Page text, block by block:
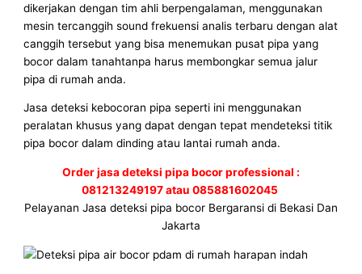
dikerjakan dengan tim ahli berpengalaman, menggunakan
mesin tercanggih sound frekuensi analis terbaru dengan alat
canggih tersebut yang bisa menemukan pusat pipa yang
bocor dalam tanahtanpa harus membongkar semua jalur
pipa di rumah anda.
Jasa deteksi kebocoran pipa seperti ini menggunakan
peralatan khusus yang dapat dengan tepat mendeteksi titik
pipa bocor dalam dinding atau lantai rumah anda.
Order jasa deteksi pipa bocor professional :
081213249197 atau 085881602045
Pelayanan Jasa deteksi pipa bocor Bergaransi di Bekasi Dan
Jakarta